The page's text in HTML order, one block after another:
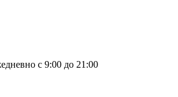
с 9:00 до 21:00